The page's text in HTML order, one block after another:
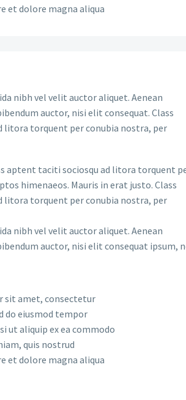
et dolore magna aliqua
nibh vel velit auctor aliquet. Aenean
auctor, nisi elit consequat. Class
litora torquent per conubia nostra, per
aptent taciti sociosqu ad litora torquent
himenaeos. Mauris in erat justo. Class
litora torquent per conubia nostra, per
nibh vel velit auctor aliquet. Aenean
auctor, nisi elit consequat ipsum,
sit amet, consectetur
do eiusmod tempor
ut aliquip ex ea commodo
quis nostrud
et dolore magna aliqua